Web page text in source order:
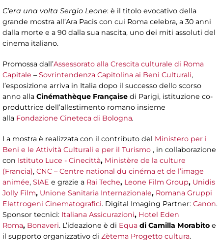
C’era una volta Sergio Leone: è il titolo evocativo della
grande mostra all’Ara Pacis con cui Roma celebra, a 30 anni
dalla morte e a 90 dalla sua nascita, uno dei miti assoluti del
cinema italiano.
Promossa dall’Assessorato alla Crescita culturale di Roma
Capitale –Sovrintendenza Capitolina ai Beni Culturali,
l’esposizione arriva in Italia dopo il successo dello scorso
anno alla Cinémathèque Française di Parigi, istituzione co-
produttrice dell’allestimento romano insieme
alla Fondazione Cineteca di Bologna.
La mostra è realizzata con il contributo del Ministero per i
Beni e le Attività Culturali e per il Turismo , in collaborazione
con Istituto Luce - Cinecittà, Ministère de la culture
(Francia), CNC – Centre national du cinéma et de l’image
animée, SIAE e grazie a Rai Teche, Leone Film Group, Unidis
Jolly Film, Unione Sanitaria Internazionale, Romana Gruppi
Elettrogeni Cinematografici. Digital Imaging Partner: Canon.
Sponsor tecnici: Italiana Assicurazioni, Hotel Eden
Roma, Bonaveri. L’ideazione è di Equa di Camilla Morabito e
il supporto organizzativo di Zètema Progetto cultura.